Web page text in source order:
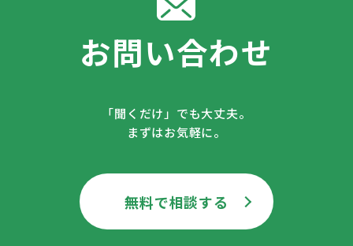
お問い合わせ
「聞くだけ」でも大丈夫。
まずはお気軽に。
無料で相談する